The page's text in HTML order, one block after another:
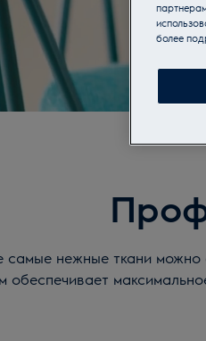
самые нежные ткани
обеспечивает
более